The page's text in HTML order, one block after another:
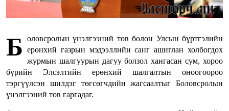
Б оловсролын үнэлгээний төв болон Улсын бүртгэлийн
ерөнхий газрын мэдээллийн санг ашиглан холбогдох
журмын шалгуурын дагуу болзол хангасан сум, хороо
бүрийн Элсэлтийн ерөнхий шалгалтын оноогоороо
тэргүүлсэн шилдэг төгсөгчдийн жагсаалтыг Боловсролын
үнэлгээний төв гаргадаг.